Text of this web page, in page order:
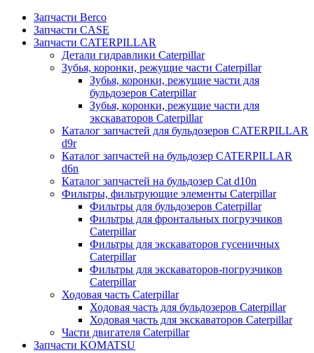
Запчасти Berco
Запчасти CASE
Запчасти CATERPILLAR
Детали гидравлики Caterpillar
Зубья, коронки, режущие части Caterpillar
Зубья, коронки, режущие части для
бульдозеров Caterpillar
Зубья, коронки, режущие части для
экскаваторов Caterpillar
Каталог запчастей для бульдозеров CATERPILLAR
d9r
Каталог запчастей на бульдозер CATERPILLAR
d6n
Каталог запчастей на бульдозер Сat d10n
Фильтры, фильтрующие элементы Caterpillar
Фильтры для бульдозеров Caterpillar
Фильтры для фронтальных погрузчиков
Caterpillar
Фильтры для экскаваторов гусеничных
Caterpillar
Фильтры для экскаваторов-погрузчиков
Caterpillar
Ходовая часть Caterpillar
Ходовая часть для бульдозеров Caterpillar
Ходовая часть для экскаваторов Caterpillar
Части двигателя Caterpillar
Запчасти KOMATSU